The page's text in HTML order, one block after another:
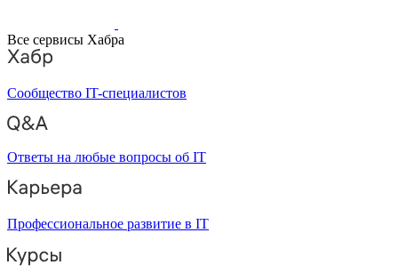
Все сервисы Хабра
Сообщество IT-специалистов
Ответы на любые вопросы об IT
Профессиональное развитие в IT